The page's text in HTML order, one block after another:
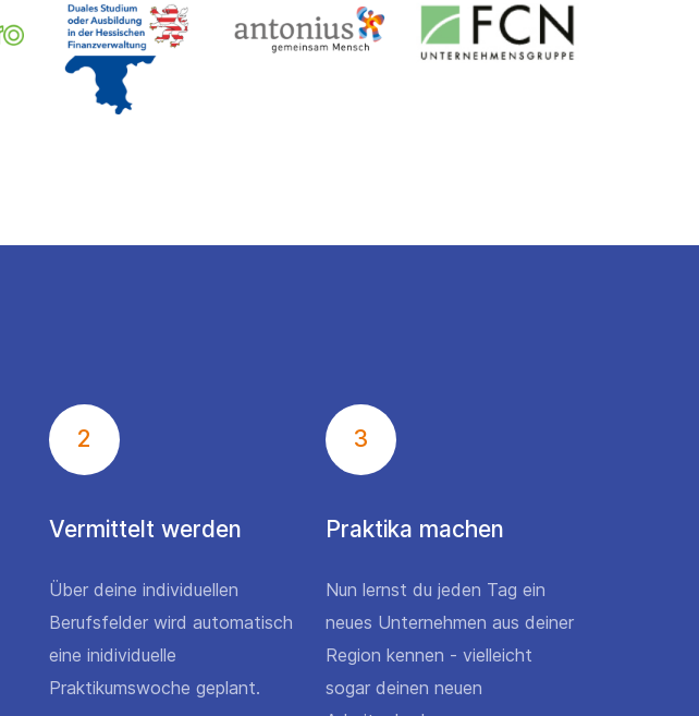
2
Vermittelt werden
Über deine individuellen
Berufsfelder wird automatisch
eine inidividuelle
Praktikumswoche geplant.
3
Praktika machen
Nun lernst du jeden Tag ein
neues Unternehmen aus deiner
Region kennen - vielleicht
sogar deinen neuen